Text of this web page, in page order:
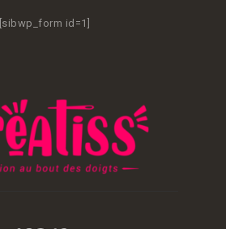
[sibwp_form id=1]